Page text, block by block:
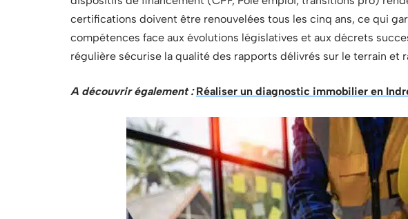
certifications doivent être renouvelées tous les cinq ans, ce qui
compétences face aux évolutions législatives et aux décrets
régulière sécurise la qualité des rapports délivrés sur le terrain et
A découvrir également : Réaliser un diagnostic immobilier en